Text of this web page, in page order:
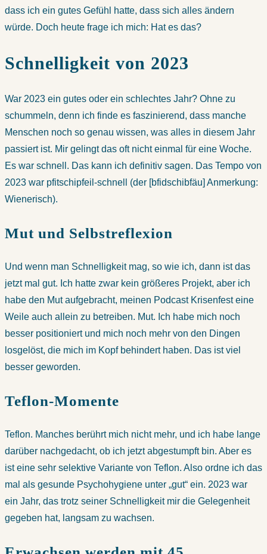
dass ich ein gutes Gefühl hatte, dass sich alles ändern
würde. Doch heute frage ich mich: Hat es das?
Schnelligkeit von 2023
War 2023 ein gutes oder ein schlechtes Jahr? Ohne zu
schummeln, denn ich finde es faszinierend, dass manche
Menschen noch so genau wissen, was alles in diesem Jahr
passiert ist. Mir gelingt das oft nicht einmal für eine Woche.
Es war schnell. Das kann ich definitiv sagen. Das Tempo von
2023 war pfitschipfeil-schnell (der [bfidschibfäu] Anmerkung:
Wienerisch).
Mut und Selbstreflexion
Und wenn man Schnelligkeit mag, so wie ich, dann ist das
jetzt mal gut. Ich hatte zwar kein größeres Projekt, aber ich
habe den Mut aufgebracht, meinen Podcast Krisenfest eine
Weile auch allein zu betreiben. Mut. Ich habe mich noch
besser positioniert und mich noch mehr von den Dingen
losgelöst, die mich im Kopf behindert haben. Das ist viel
besser geworden.
Teflon-Momente
Teflon. Manches berührt mich nicht mehr, und ich habe lange
darüber nachgedacht, ob ich jetzt abgestumpft bin. Aber es
ist eine sehr selektive Variante von Teflon. Also ordne ich das
mal als gesunde Psychohygiene unter „gut“ ein. 2023 war
ein Jahr, das trotz seiner Schnelligkeit mir die Gelegenheit
gegeben hat, langsam zu wachsen.